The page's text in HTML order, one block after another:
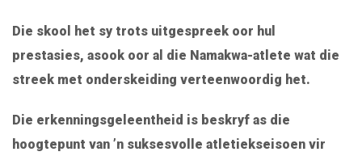
Die skool het sy trots uitgespreek oor hul
prestasies, asook oor al die Namakwa-atlete wat die
streek met onderskeiding verteenwoordig het.
Die erkenningsgeleentheid is beskryf as die
hoogtepunt van ’n suksesvolle atletiekseisoen vir